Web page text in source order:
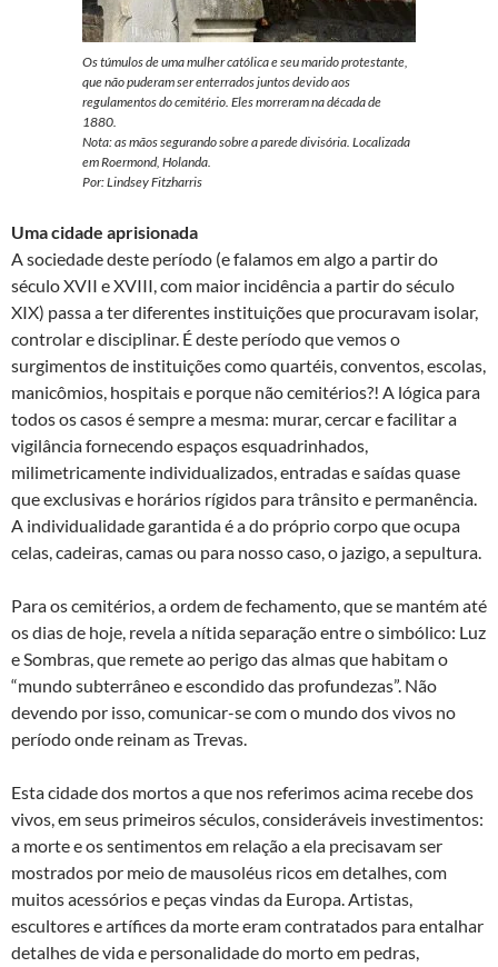
Os túmulos de uma mulher católica e seu marido protestante,
que não puderam ser enterrados juntos devido aos
regulamentos do cemitério. Eles morreram na década de
1880.
Nota: as mãos segurando sobre a parede divisória. Localizada
em Roermond, Holanda.
Por: Lindsey Fitzharris
Uma cidade aprisionada
A sociedade deste período (e falamos em algo a partir do
século XVII e XVIII, com maior incidência a partir do século
XIX) passa a ter diferentes instituições que procuravam isolar,
controlar e disciplinar. É deste período que vemos o
surgimentos de instituições como quartéis, conventos, escolas,
manicômios, hospitais e porque não cemitérios?! A lógica para
todos os casos é sempre a mesma: murar, cercar e facilitar a
vigilância fornecendo espaços esquadrinhados,
milimetricamente individualizados, entradas e saídas quase
que exclusivas e horários rígidos para trânsito e permanência.
A individualidade garantida é a do próprio corpo que ocupa
celas, cadeiras, camas ou para nosso caso, o jazigo, a sepultura.
Para os cemitérios, a ordem de fechamento, que se mantém até
os dias de hoje, revela a nítida separação entre o simbólico: Luz
e Sombras, que remete ao perigo das almas que habitam o
“mundo subterrâneo e escondido das profundezas”. Não
devendo por isso, comunicar-se com o mundo dos vivos no
período onde reinam as Trevas.
Esta cidade dos mortos a que nos referimos acima recebe dos
vivos, em seus primeiros séculos, consideráveis investimentos:
a morte e os sentimentos em relação a ela precisavam ser
mostrados por meio de mausoléus ricos em detalhes, com
muitos acessórios e peças vindas da Europa. Artistas,
escultores e artífices da morte eram contratados para entalhar
detalhes de vida e personalidade do morto em pedras,